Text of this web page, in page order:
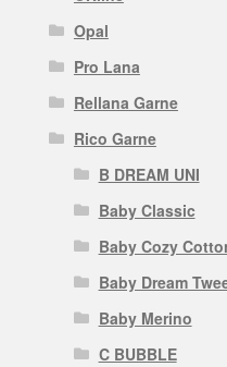
Opal
Pro Lana
Rellana Garne
Rico Garne
B DREAM UNI
Baby Classic
Baby Cozy
Baby Dream
Baby Merino
C BUBBLE